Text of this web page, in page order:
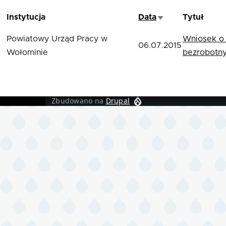
Instytucja DataSortuj rosnąco
Tytuł
Powiatowy Urząd Pracy w
Wołominie
06.07.2015
Wniosek
Zbudowano na Drupal